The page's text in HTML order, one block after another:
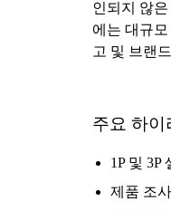
인되지 않
에는 대규
고 및 브랜
주요 하이
1P 및 3P
제품 조